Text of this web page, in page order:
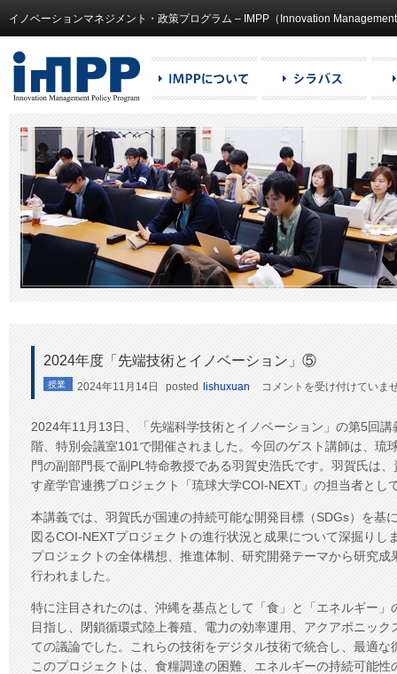
イノベーションマネジメント・政策プログラム – IMPP（Innovation
2024年度「先端技術とイノベーション」⑤
授業 2024年11月14日 posted lishuxuan
2024
「先
端
技
術
イ
ノ
ベ
ー
ン」
⑤
は
コメントを受け付けていま
2024年11月13日、「先端科学技術とイノベーション」の第5回
階、特別会議室101で開催されました。今回のゲスト講師は、琉
門の副部門長で副PL特命教授である羽賀史浩氏です。羽賀氏は
す産学官連携プロジェクト「琉球大学COI-NEXT」の担当者とし
本講義では、羽賀氏が国連の持続可能な開発目標（SDGs）を基
図るCOI-NEXTプロジェクトの進行状況と成果について深掘りし
プロジェクトの全体構想、推進体制、研究開発テーマから研究
行われました。
特に注目されたのは、沖縄を基点として「食」と「エネルギー
目指し、閉鎖循環式陸上養殖、電力の効率運用、アクアポニッ
ての議論でした。これらの技術をデジタル技術で統合し、最適
このプロジェクトは、食糧調達の困難、エネルギーの持続可能